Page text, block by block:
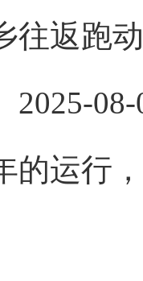
往返跑
08-
运行，